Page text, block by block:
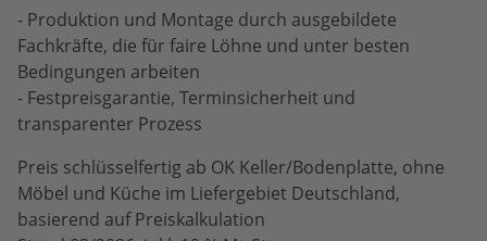
- Produktion und Montage durch ausgebildete
Fachkräfte, die für faire Löhne und unter besten
Bedingungen arbeiten
- Festpreisgarantie, Terminsicherheit und
transparenter Prozess
Preis schlüsselfertig ab OK Keller/Bodenplatte, ohne
Möbel und Küche im Liefergebiet Deutschland,
basierend auf Preiskalkulation